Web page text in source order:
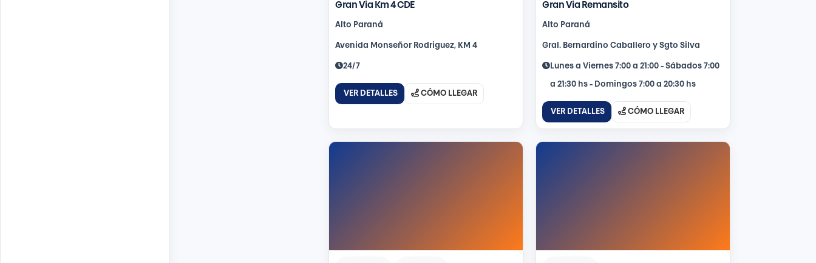
Gran Via Km 4 CDE
Alto Paraná
Avenida Monseñor Rodriguez, KM 4
24/7
VER DETALLES CÓMO LLEGAR
Gran Via Remansito
Alto Paraná
Gral. Bernardino Caballero y Sgto Silva
Lunes a Viernes 7:00 a 21:00 - Sábados 7:00
a 21:30 hs - Domingos 7:00 a 20:30 hs
VER DETALLES CÓMO LLEGAR